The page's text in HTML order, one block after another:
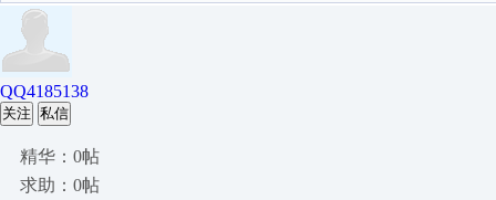
QQ4185138
关注 私信
精华：0帖
求助：0帖